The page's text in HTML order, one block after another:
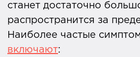
станет достаточно
распространится за
Наиболее частые
включают: